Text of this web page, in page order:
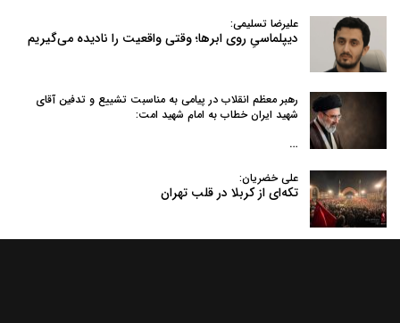
علیرضا تسلیمی:
دیپلماسیِ روی ابرها؛ وقتی واقعیت را نادیده می‌گیریم
رهبر معظم انقلاب در پیامی به‌ مناسبت تشییع و تدفین آقای
شهید ایران خطاب به امام شهید امت:
…
علی خضریان:
تکه‌ای از کربلا در قلب تهران